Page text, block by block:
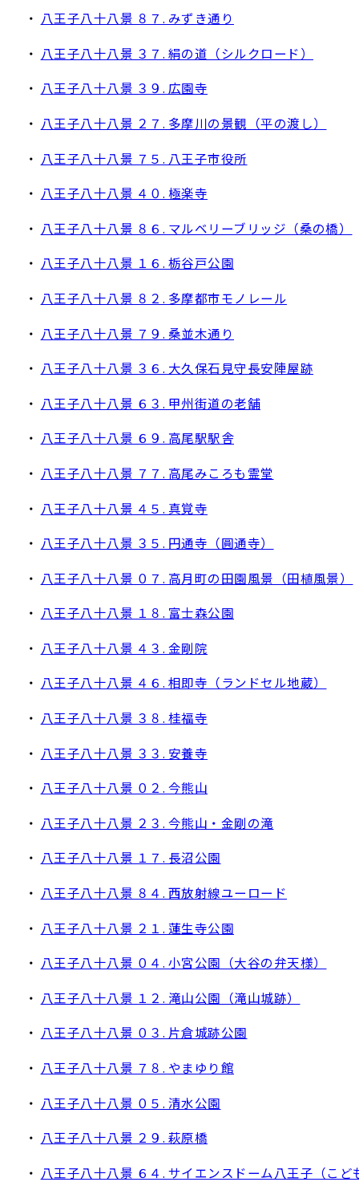
・ 八王子八十八景 ８７. みずき通り
・ 八王子八十八景 ３７. 絹の道（シルクロード）
・ 八王子八十八景 ３９. 広園寺
・ 八王子八十八景 ２７. 多摩川の景観（平の渡し）
・ 八王子八十八景 ７５. 八王子市役所
・ 八王子八十八景 ４０. 極楽寺
・ 八王子八十八景 ８６. マルベリーブリッジ（桑の橋）
・ 八王子八十八景 １６. 栃谷戸公園
・ 八王子八十八景 ８２. 多摩都市モノレール
・ 八王子八十八景 ７９. 桑並木通り
・ 八王子八十八景 ３６. 大久保石見守長安陣屋跡
・ 八王子八十八景 ６３. 甲州街道の老舗
・ 八王子八十八景 ６９. 高尾駅駅舎
・ 八王子八十八景 ７７. 高尾みころも霊堂
・ 八王子八十八景 ４５. 真覚寺
・ 八王子八十八景 ３５. 円通寺（圓通寺）
・ 八王子八十八景 ０７. 高月町の田園風景（田植風景）
・ 八王子八十八景 １８. 富士森公園
・ 八王子八十八景 ４３. 金剛院
・ 八王子八十八景 ４６. 相即寺（ランドセル地蔵）
・ 八王子八十八景 ３８. 桂福寺
・ 八王子八十八景 ３３. 安養寺
・ 八王子八十八景 ０２. 今熊山
・ 八王子八十八景 ２３. 今熊山・金剛の滝
・ 八王子八十八景 １７. 長沼公園
・ 八王子八十八景 ８４. 西放射線ユーロード
・ 八王子八十八景 ２１. 蓮生寺公園
・ 八王子八十八景 ０４. 小宮公園（大谷の弁天様）
・ 八王子八十八景 １２. 滝山公園（滝山城跡）
・ 八王子八十八景 ０３. 片倉城跡公園
・ 八王子八十八景 ７８. やまゆり館
・ 八王子八十八景 ０５. 清水公園
・ 八王子八十八景 ２９. 萩原橋
・ 八王子八十八景 ６４. サイエンスドーム八王子（こど